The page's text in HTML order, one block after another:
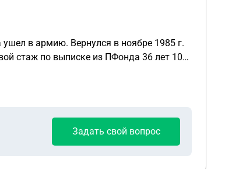
стаж по выписке из ПФонда 36 лет 10
стаж более 42 лет и могу пойти на
Задать свой вопрос